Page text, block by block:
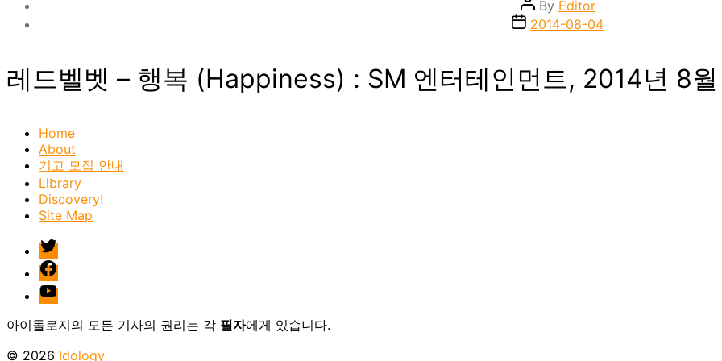
author
By Editor
Post2014-08-04
레드벨벳 – 행복 (Happiness) : SM 엔터테인먼트, 2014년 8
Home
About
기고 모집 안내
Library
Discovery!
Site Map
twitter
facebook
Youtube
아이돌로지의 모든 기사의 권리는 각 필자에게 있습니다.
© 2026 Idology